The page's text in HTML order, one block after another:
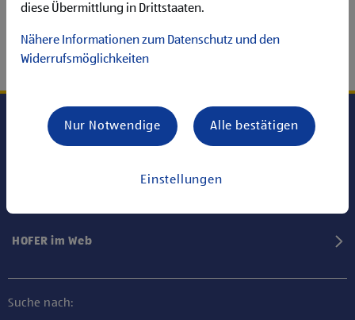
HOFER im Web
Suche nach:
diese Übermittlung in Drittstaaten.
Nähere Informationen zum Datenschutz und den
Widerrufsmöglichkeiten
Einstellungen
Nur Notwendige Alle bestätigen